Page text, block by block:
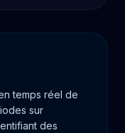
temps réel de
sur
des